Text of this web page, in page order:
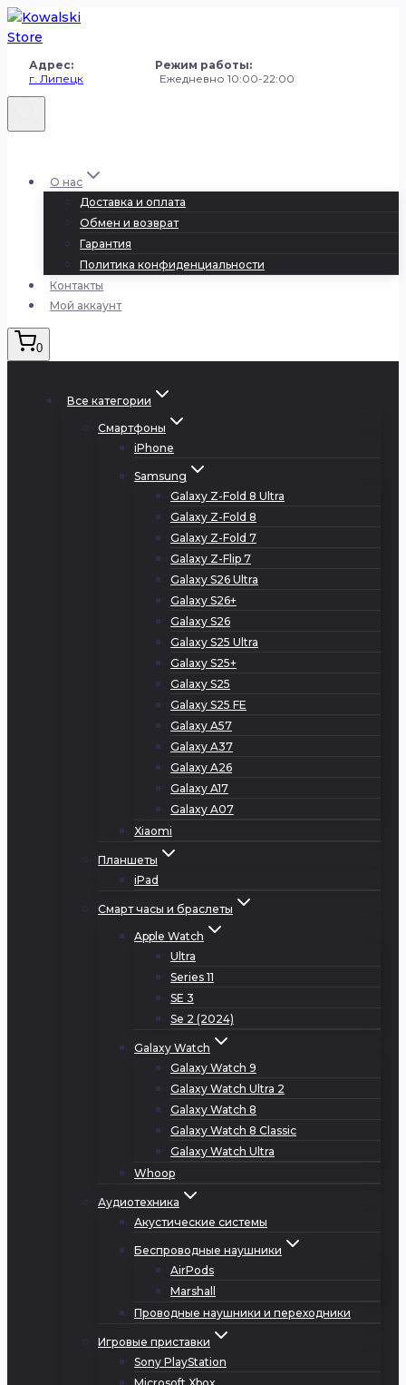
Перейти
к
Адрес: Режим работы:
г. Липецк Ежедневно 10:00-22:00
О нас
Доставка и оплата
Обмен и возврат
Гарантия
Политика конфиденциальности
Контакты
Мой аккаунт
0
Все категории
Смартфоны
iPhone
Samsung
Galaxy Z-Fold 8 Ultra
Galaxy Z-Fold 8
Galaxy Z-Fold 7
Galaxy Z-Flip 7
Galaxy S26 Ultra
Galaxy S26+
Galaxy S26
Galaxy S25 Ultra
Galaxy S25+
Galaxy S25
Galaxy S25 FE
Galaxy A57
Galaxy A37
Galaxy A26
Galaxy A17
Galaxy A07
Xiaomi
Планшеты
iPad
Смарт часы и браслеты
Apple Watch
Ultra
Series 11
SE 3
Se 2 (2024)
Galaxy Watch
Galaxy Watch 9
Galaxy Watch Ultra 2
Galaxy Watch 8
Galaxy Watch 8 Classic
Galaxy Watch Ultra
Whoop
Аудиотехника
Акустические системы
Беспроводные наушники
AirPods
Marshall
Проводные наушники и переходники
Игровые приставки
Sony PlayStation